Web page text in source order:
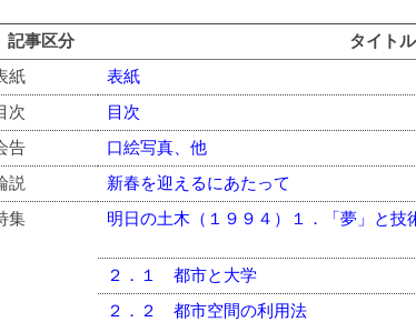
記事区分 タイトル
紙
表紙
次
目次
告
口絵写真、他
説
新春を迎えるにあたって
集
明日の土木（１９９４）１．「夢」と技
２．１ 都市と大学
２．２ 都市空間の利用法